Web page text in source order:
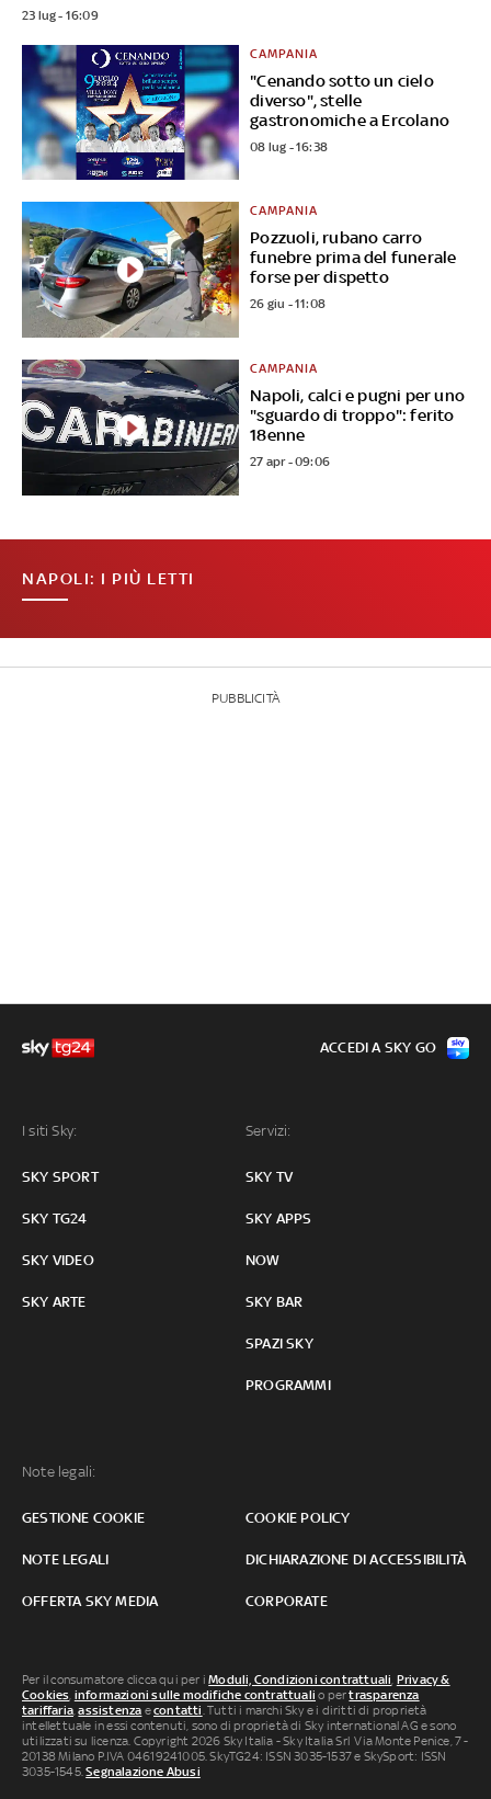
23 lug - 16:09
"Cenando sotto un cielo
diverso", stelle
gastronomiche a Ercolano
CAMPANIA
08 lug - 16:38
Pozzuoli, rubano carro
funebre prima del funerale
forse per dispetto
CAMPANIA
26 giu - 11:08
Napoli, calci e pugni per uno
"sguardo di troppo": ferito
18enne
CAMPANIA
27 apr - 09:06
NAPOLI: I PIÙ LETTI
PUBBLICITÀ
I siti Sky:
SKY SPORT
SKY TG24
SKY VIDEO
SKY ARTE
Servizi:
SKY TV
SKY APPS
NOW
SKY BAR
SPAZI SKY
PROGRAMMI
Note legali:
GESTIONE COOKIE COOKIE POLICY
NOTE LEGALI DICHIARAZIONE DI ACCESSIBILITÀ
OFFERTA SKY MEDIA CORPORATE
ACCEDI A SKY GO
Per il consumatore clicca qui per iModuli, Condizioni contrattuali, Privacy &
Cookies, informazioni sulle modifiche contrattuali o pertrasparenza
tariffaria,assistenza econtatti. Tutti i marchi Sky e i diritti di proprietà
intellettuale in essi contenuti, sono di proprietà di Sky international AG e sono
utilizzati su licenza. Copyright 2026 Sky Italia - Sky Italia Srl Via Monte Penice, 7 -
20138 Milano P.IVA 04619241005. SkyTG24: ISSN 3035-1537 e SkySport: ISSN
3035-1545.Segnalazione Abusi